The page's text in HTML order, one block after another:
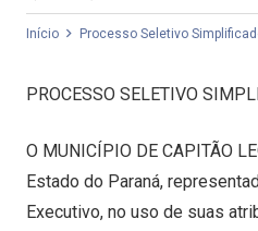
Início Processo Seletivo
PROCESSO SELETIVO
O MUNICÍPIO DE CAPITÃO
Estado do Paraná,
Executivo, no uso de suas